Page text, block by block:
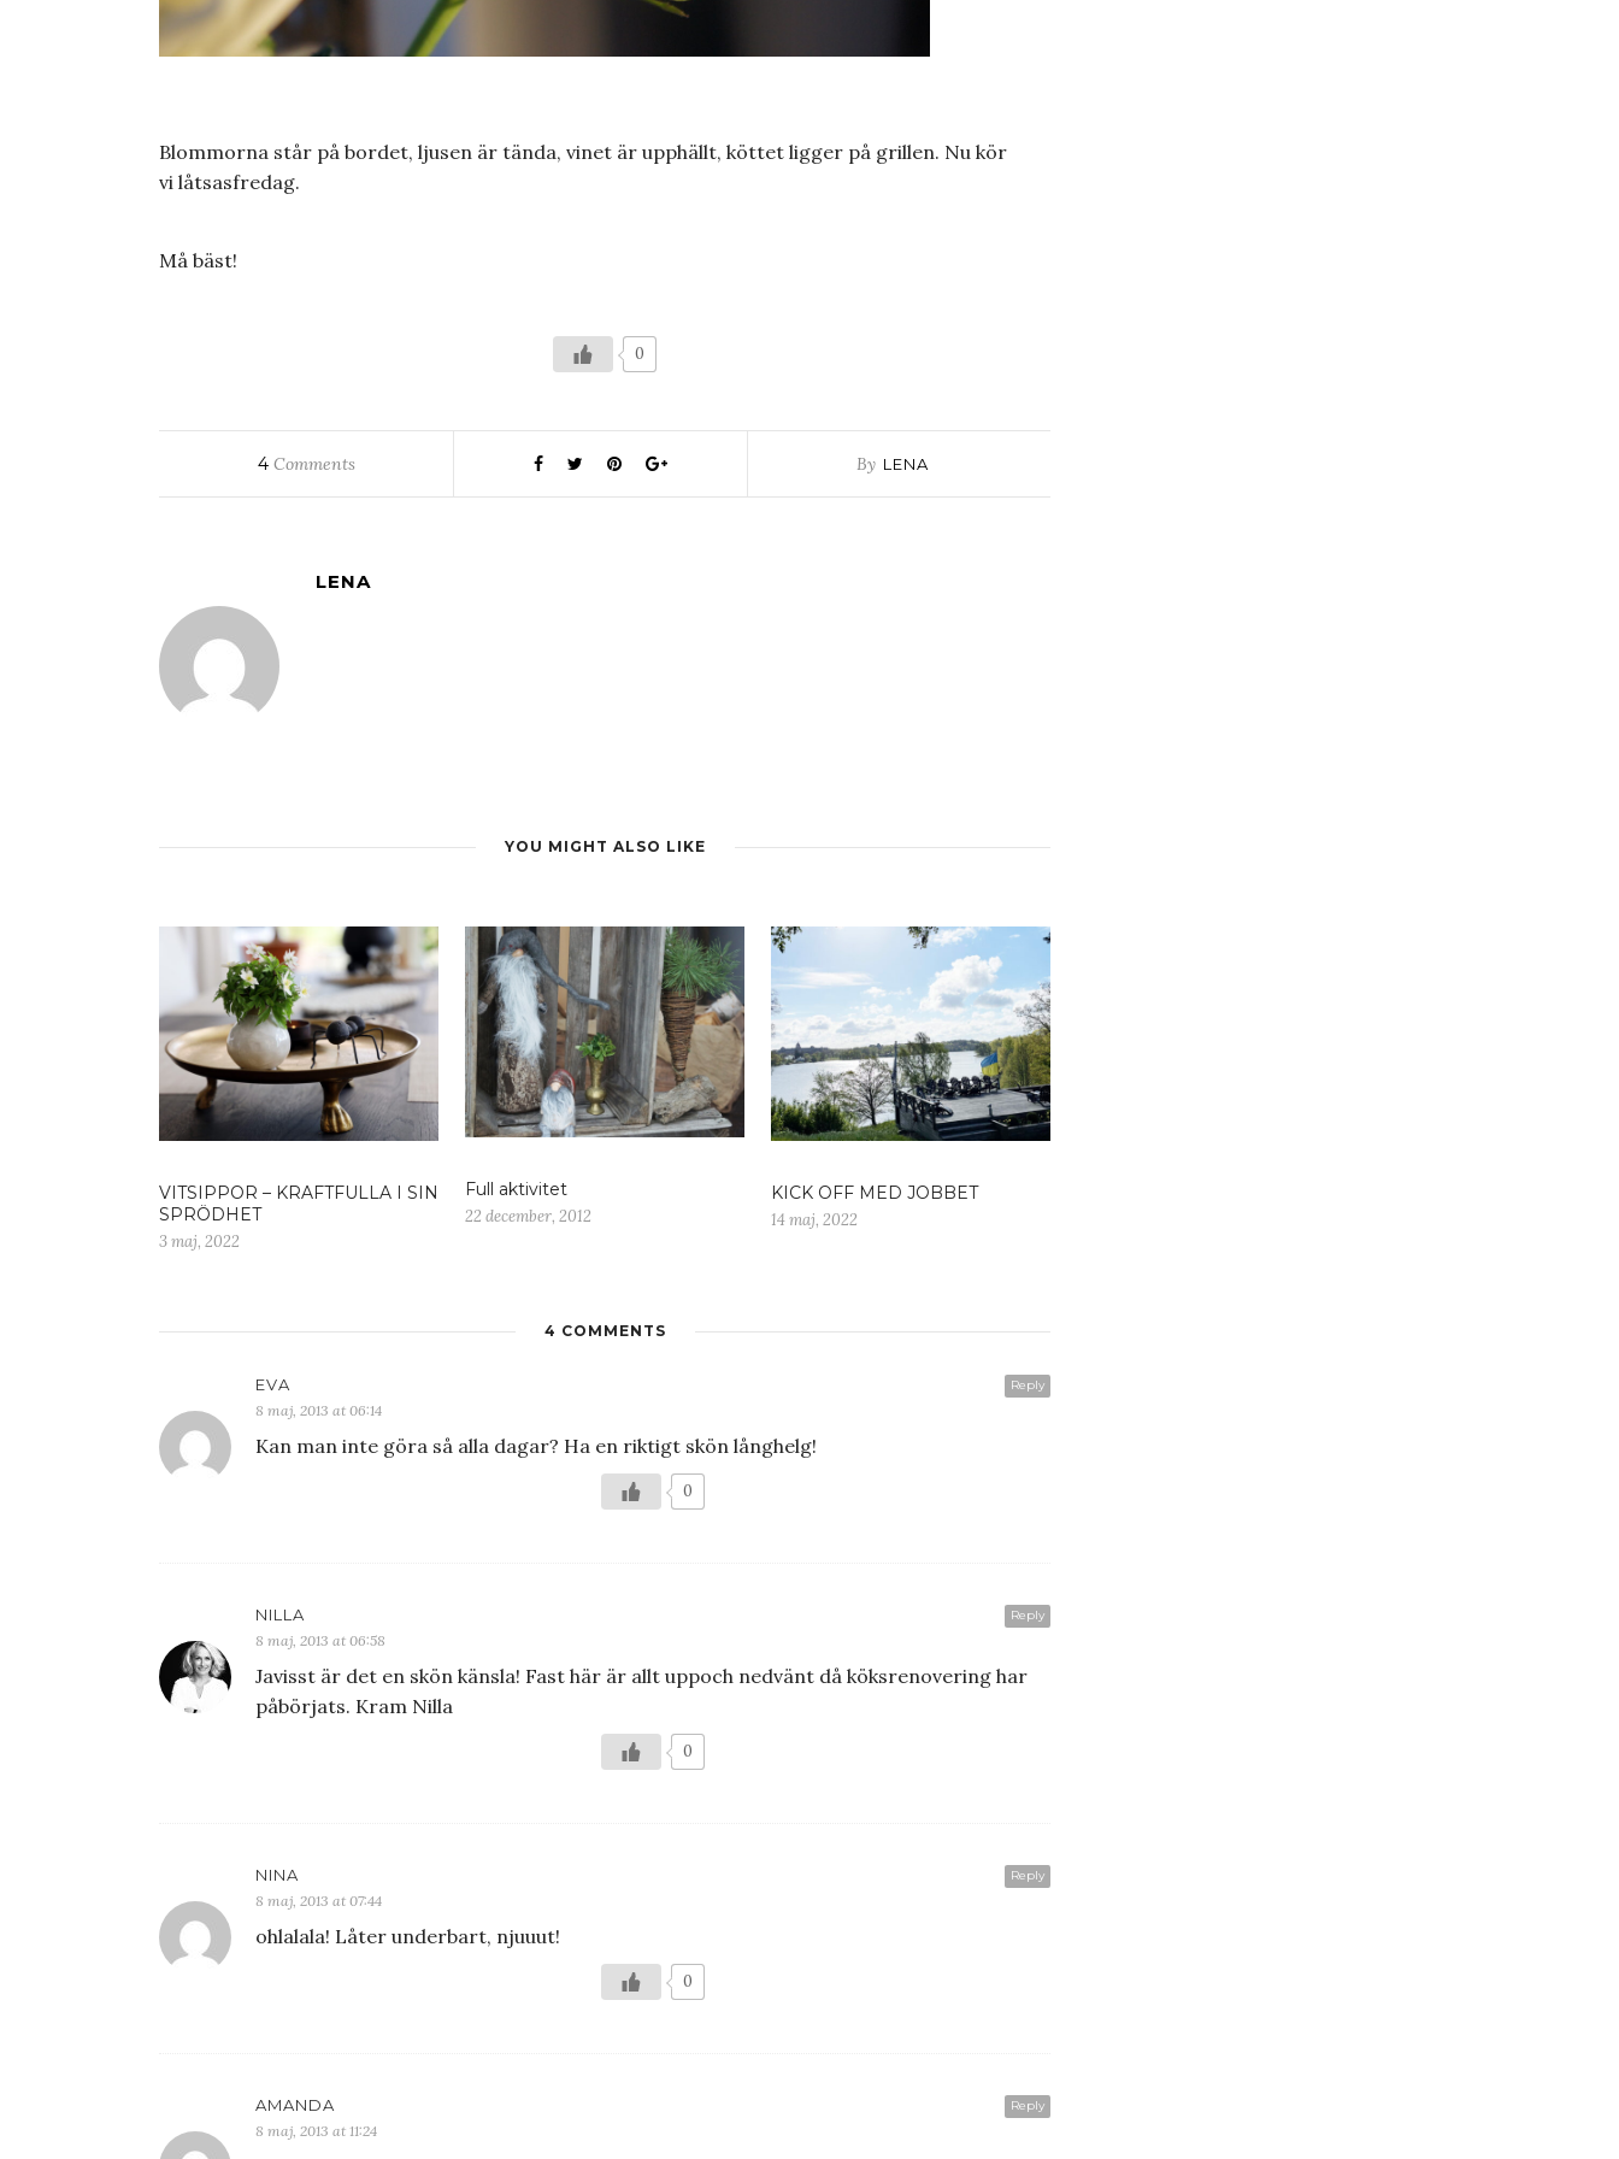
Blommorna står på bordet, ljusen är tända, vinet är upphällt, köttet ligger på grillen. Nu kör
vi låtsasfredag.
Må bäst!
0
4Comments By LENA
LENA
YOU MIGHT ALSO LIKE
VITSIPPOR – KRAFTFULLA I SIN
SPRÖDHET
3 maj, 2022
Full aktivitet
22 december, 2012
KICK OFF MED JOBBET
14 maj, 2022
4 COMMENTS
Reply
EVA
8 maj, 2013 at 06:14
Kan man inte göra så alla dagar? Ha en riktigt skön långhelg!
0
Reply
NILLA
8 maj, 2013 at 06:58
Javisst är det en skön känsla! Fast här är allt uppoch nedvänt då köksrenovering har
påbörjats. Kram Nilla
0
Reply
NINA
8 maj, 2013 at 07:44
ohlalala! Låter underbart, njuuut!
0
Reply
AMANDA
8 maj, 2013 at 11:24